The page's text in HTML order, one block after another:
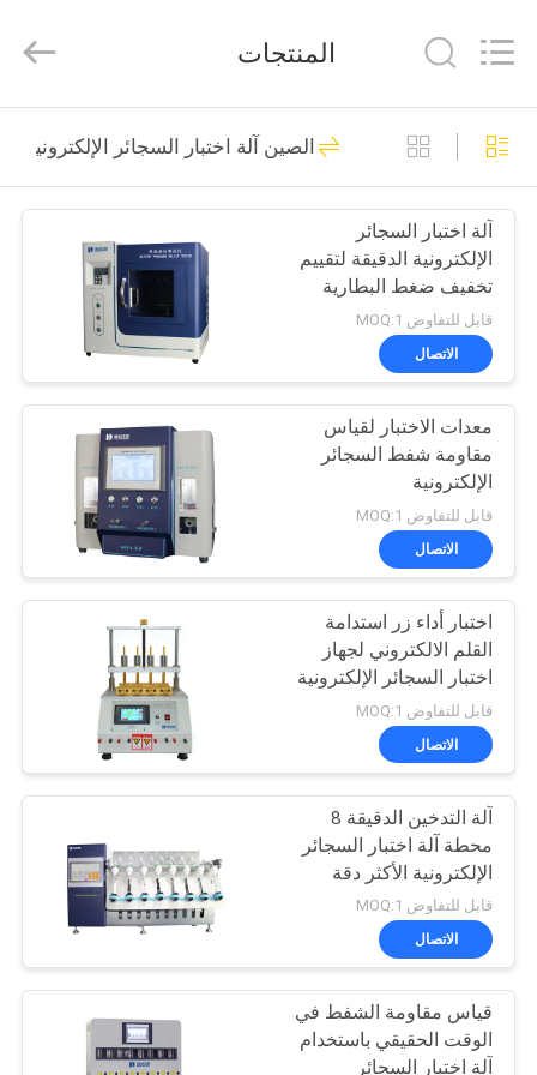
الصفحة
الرئيسية
منتجات
فيديوهات
برنامج
معلومات
جولة
المصنع
مراقبة
الجودة
اتصل
أخبار
Ltd..
Reserved.
آلات اختبار المعمل
84
بيئيّ إختبار غرفة
145
جهاز اختبار الشد
226
أنظمة طاولات المزج
الاهتزازي
28
المنتجات
الصين آلة اختبار السجائر الإلكترونية
آلة اختبار السجائر
الإلكترونية الدقيقة لتقييم
تخفيف ضغط البطارية
قابل للتفاوض MOQ:1
الاتصال
معدات الاختبار لقياس
مقاومة شفط السجائر
الإلكترونية
قابل للتفاوض MOQ:1
الاتصال
اختبار أداء زر استدامة
القلم الالكتروني لجهاز
اختبار السجائر الإلكترونية
قابل للتفاوض MOQ:1
الاتصال
آلة التدخين الدقيقة 8
محطة آلة اختبار السجائر
الإلكترونية الأكثر دقة
قابل للتفاوض MOQ:1
الاتصال
قياس مقاومة الشفط في
الوقت الحقيقي باستخدام
آلة اختبار السجائر